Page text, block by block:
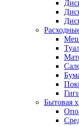
Бытовая